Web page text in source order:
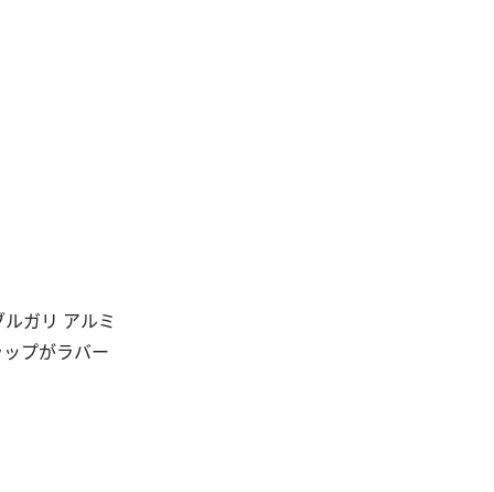
ガリ アルミ
プがラバー